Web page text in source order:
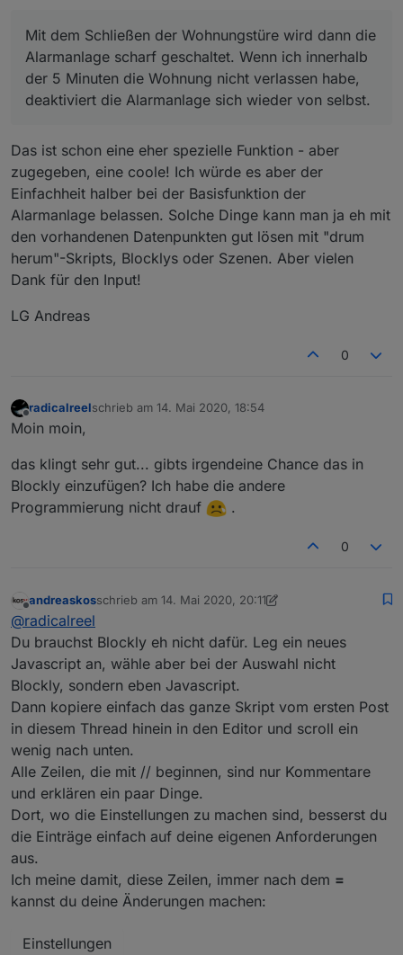
Mit dem Schließen der Wohnungstüre wird dann die
Alarmanlage scharf geschaltet. Wenn ich innerhalb
der 5 Minuten die Wohnung nicht verlassen habe,
deaktiviert die Alarmanlage sich wieder von selbst.
Das ist schon eine eher spezielle Funktion - aber
zugegeben, eine coole! Ich würde es aber der
Einfachheit halber bei der Basisfunktion der
Alarmanlage belassen. Solche Dinge kann man ja eh mit
den vorhandenen Datenpunkten gut lösen mit "drum
herum"-Skripts, Blocklys oder Szenen. Aber vielen
Dank für den Input!
LG Andreas
0
Offline
radicalreelschrieb am 14. Mai 2020, 18:54
zuletzt editiert von
Moin moin,
das klingt sehr gut... gibts irgendeine Chance das in
Blockly einzufügen? Ich habe die andere
Programmierung nicht drauf
.
0
Offline
andreaskosschrieb am 14. Mai 2020, 20:11
zuletzt editiert von andreaskos
@radicalreel
Du brauchst Blockly eh nicht dafür. Leg ein neues
Javascript an, wähle aber bei der Auswahl nicht
Blockly, sondern eben Javascript.
Dann kopiere einfach das ganze Skript vom ersten Post
in diesem Thread hinein in den Editor und scroll ein
wenig nach unten.
Alle Zeilen, die mit // beginnen, sind nur Kommentare
und erklären ein paar Dinge.
Dort, wo die Einstellungen zu machen sind, besserst du
die Einträge einfach auf deine eigenen Anforderungen
aus.
Ich meine damit, diese Zeilen, immer nach dem =
kannst du deine Änderungen machen:
Einstellungen